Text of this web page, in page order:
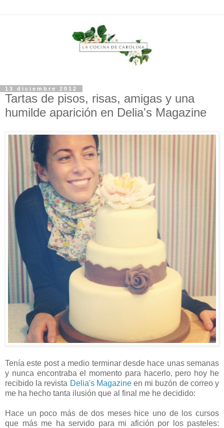
13 diciembre 2012
Tartas de pisos, risas, amigas y una
humilde aparición en Delia's Magazine
Tenía este post a medio terminar desde hace unas semanas
y nunca encontraba el momento para hacerlo, pero hoy he
recibido la revista Delia's Magazineen mi buzón de correo y
me ha hecho tanta ilusión que al final me he decidido:
Hace un poco más de dos meses hice uno de los cursos
que más me ha servido para mi afición por los pasteles: